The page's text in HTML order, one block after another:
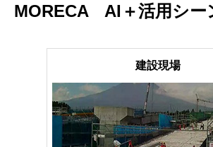
MORECA AI＋活用シー
建設現場